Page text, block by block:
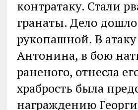
контратаку. Стали
гранаты. Дело
рукопашной. В
Антонина, в бою
раненого, отнесла
храбрость была
награждению